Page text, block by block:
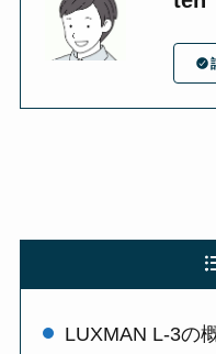
LUXMAN L-3の